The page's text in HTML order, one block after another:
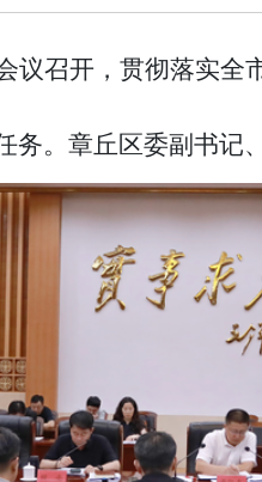
议召开，贯彻落实全
。章丘区委副书记